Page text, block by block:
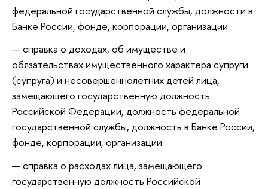
федеральной государственной службы, должности в
Банке России, фонде, корпорации, организации
справка о доходах, об имуществе и
обязательствах имущественного характера супруги
(супруга) и несовершеннолетних детей лица,
замещающего государственную должность
Российской Федерации, должность федеральной
государственной службы, должность в Банке России,
фонде, корпорации, организации
справка о расходах лица, замещающего
государственную должность Российской